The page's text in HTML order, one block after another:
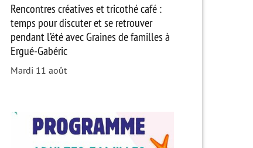
Rencontres créatives et tricothé café :
temps pour discuter et se retrouver
pendant l’été avec Graines de familles à
Ergué-Gabéric
Mardi 11 août